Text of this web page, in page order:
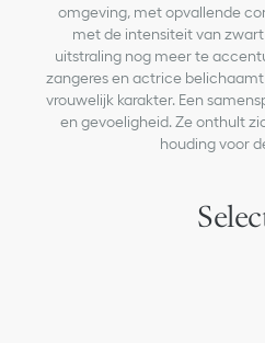
omgeving, met opvallende
met de intensiteit van
uitstraling nog meer te
zangeres en actrice
vrouwelijk karakter. Een
en gevoeligheid. Ze onthult
houding voor